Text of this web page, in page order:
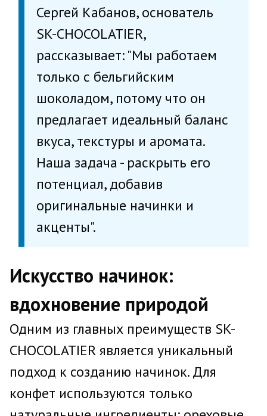
Сергей Кабанов, основатель
SK-CHOCOLATIER,
рассказывает: "Мы работаем
только с бельгийским
шоколадом, потому что он
предлагает идеальный баланс
вкуса, текстуры и аромата.
Наша задача - раскрыть его
потенциал, добавив
оригинальные начинки и
акценты".
Искусство начинок:
вдохновение природой
Одним из главных преимуществ SK-
CHOCOLATIER является уникальный
подход к созданию начинок. Для
конфет используются только